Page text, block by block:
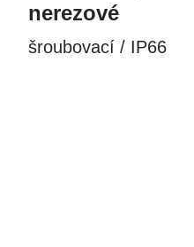
nerezové
šroubovací / IP66